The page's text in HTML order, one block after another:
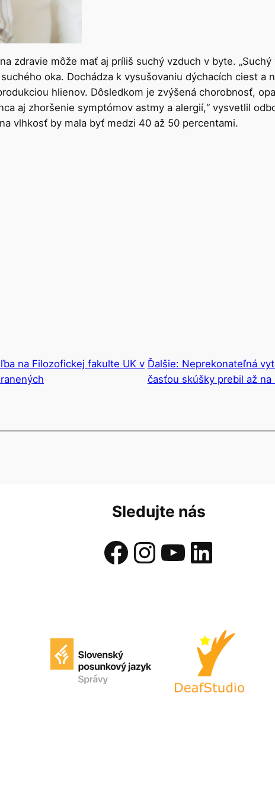
zdravie môže mať aj príliš suchý vzduch v byte.
oka. Dochádza k vysušovaniu dýchacích ciest a
hlienov. Dôsledkom je zvýšená chorobnosť,
aj zhoršenie symptómov astmy a alergií,“ vysvetlil
vlhkosť by mala byť medzi 40 až 50 percentami.
na Filozofickej fakulte UK v Ďalšie: Neprekonateľná
časťou skúšky prebil až na
Sledujte nás
Facebook InstagramYouTube LinkedIn